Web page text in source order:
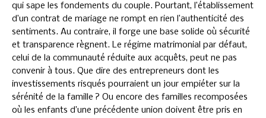
qui sape les fondements du couple. Pourtant, l’établissement
d’un contrat de mariage ne rompt en rien l’authenticité des
sentiments. Au contraire, il forge une base solide où sécurité
et transparence règnent. Le régime matrimonial par défaut,
celui de la communauté réduite aux acquêts, peut ne pas
convenir à tous. Que dire des entrepreneurs dont les
investissements risqués pourraient un jour empiéter sur la
sérénité de la famille ? Ou encore des familles recomposées
où les enfants d’une précédente union doivent être pris en